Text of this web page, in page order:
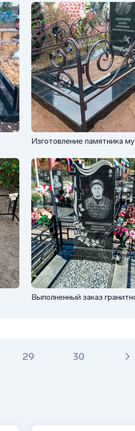
Изготовление памятника
Выполненный заказ
29 30